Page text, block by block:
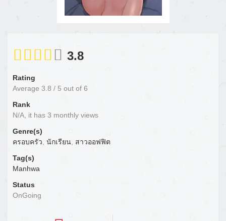
3.8
Rating
Average 3.8 / 5 out of 6
Rank
N/A, it has 3 monthly views
Genre(s)
ครอบครัว, นักเรียน, สาวออฟฟิต
Tag(s)
Manhwa
Status
OnGoing